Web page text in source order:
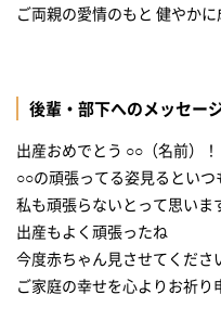
ご両親の愛情のもと 健やか
後輩・部下へのメッセー
出産おめでとう ○○（名前）！
○○の頑張ってる姿見るとい
私も頑張らないとって思いま
出産もよく頑張ったね
今度赤ちゃん見させてくださ
ご家庭の幸せを心よりお祈り